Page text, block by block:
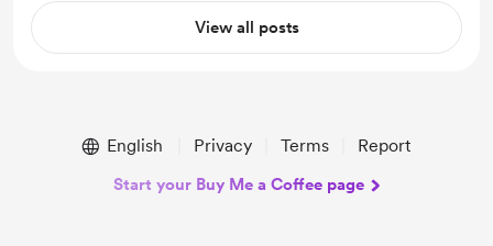
View all posts
English Privacy Terms Report
Start your Buy Me a Coffee page